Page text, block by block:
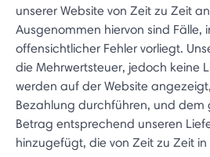
unserer Website von Zeit zu Zeit
Ausgenommen hiervon sind Fälle,
offensichtlicher Fehler vorliegt.
die Mehrwertsteuer, jedoch keine
werden auf der Website
Bezahlung durchführen, und dem
Betrag entsprechend unseren
hinzugefügt, die von Zeit zu Zeit in